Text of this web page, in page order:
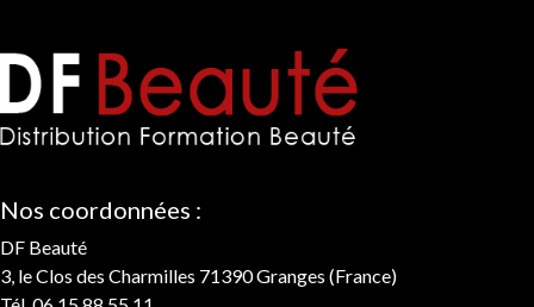
Nos coordonnées :
DF Beauté
3, le Clos des Charmilles 71390 Granges (France)